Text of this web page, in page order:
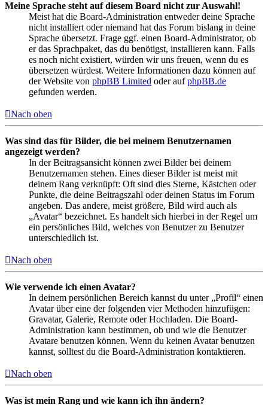
Meine Sprache steht auf diesem Board nicht zur Auswahl!
Meist hat die Board-Administration entweder deine Sprache
nicht installiert oder niemand hat das Forum bislang in deine
Sprache übersetzt. Frage ggf. einen Board-Administrator, ob
er das Sprachpaket, das du benötigst, installieren kann. Falls
es noch nicht existiert, würden wir uns freuen, wenn du es
übersetzen würdest. Weitere Informationen dazu können auf
der Website von phpBB Limited oder aufphpBB.de
gefunden werden.
Nach oben
Was sind das für Bilder, die bei meinem Benutzernamen
angezeigt werden?
In der Beitragsansicht können zwei Bilder bei deinem
Benutzernamen stehen. Eines dieser Bilder ist meist mit
deinem Rang verknüpft: Oft sind dies Sterne, Kästchen oder
Punkte, die deine Beitragszahl oder deinen Status im Forum
angeben. Das andere, meist größere, Bild wird auch als
„Avatar“ bezeichnet. Es handelt sich hierbei in der Regel um
ein persönliches Bild, welches von Benutzer zu Benutzer
unterschiedlich ist.
Nach oben
Wie verwende ich einen Avatar?
In deinem persönlichen Bereich kannst du unter „Profil“ einen
Avatar über eine der folgenden vier Methoden hinzufügen:
Gravatar, Galerie, Remote oder Hochladen. Die Board-
Administration kann bestimmen, ob und wie die Benutzer
Avatare benutzen können. Wenn du keinen Avatar benutzen
kannst, solltest du die Board-Administration kontaktieren.
Nach oben
Was ist mein Rang und wie kann ich ihn ändern?